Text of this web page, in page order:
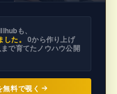
も、
た。 0から作り上げ
で育てたノウハウ公開
無料で覗く